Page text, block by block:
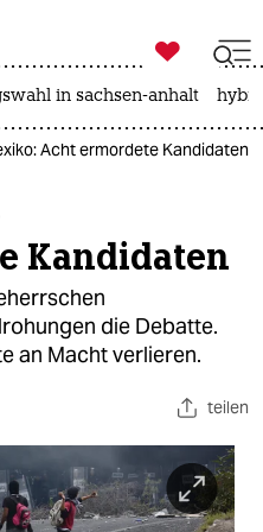
ich

taz zahl ich
in sachsen-anhalt
Acht ermordete Kandidaten
Kandidaten
die Debatte.
an Macht verlieren.
teilen